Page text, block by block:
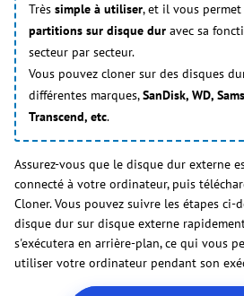
Très simple à utiliser, et il vous permet
partitions sur disque dur avec sa
secteur par secteur.
Vous pouvez cloner sur des disques
différentes marques,SanDisk, WD,
Transcend, etc.
Assurez-vous que le disque dur externe
connecté à votre ordinateur, puis
Cloner. Vous pouvez suivre les étapes
disque dur sur disque externe
s'exécutera en arrière-plan, ce qui vous
utiliser votre ordinateur pendant son